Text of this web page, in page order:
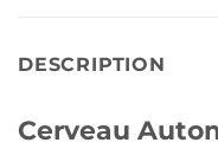
DESCRIPTION
Cerveau